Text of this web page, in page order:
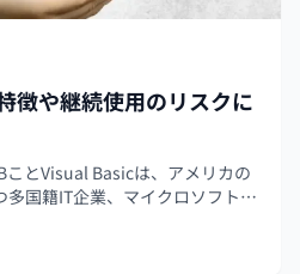
徴や継続使用のリスクに
ことVisual Basicは、アメリカの
多国籍IT企業、マイクロソフト社
ンを開発...